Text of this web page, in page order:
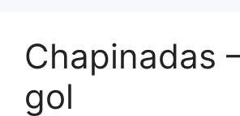
Chapinadas
gol